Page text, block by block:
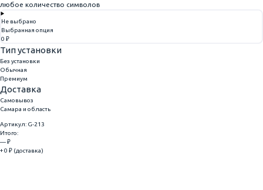
любое количество символов
Не выбрано
Выбранная опция
0 ₽
Тип установки
Без установки
Обычная
Премиум
Доставка
Самовывоз
Самара и область
Артикул: G-213
Итого:
— ₽
+ 0 ₽ (доставка)